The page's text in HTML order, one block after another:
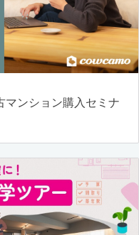
マンション購入セミナ